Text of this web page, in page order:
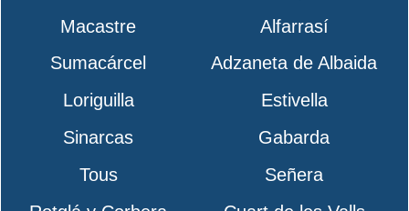
Macastre
Alfarrasí
Sumacárcel
Adzaneta de Albaida
Loriguilla
Estivella
Sinarcas
Gabarda
Tous
Señera